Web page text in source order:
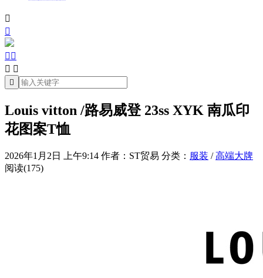


 
 

Louis vitton /路易威登 23ss XYK 南瓜印
花图案T恤
2026年1月2日 上午9:14 作者：ST贸易 分类： 服装 /高端大牌
阅读(175)